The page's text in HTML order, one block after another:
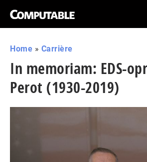
Home » Carrière
In memoriam: EDS-
Perot (1930-2019)